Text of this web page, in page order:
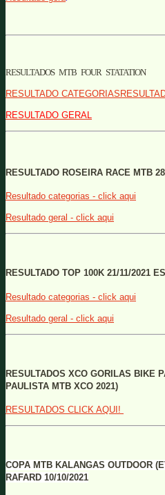
RESULTADOS MTB FOUR STATATION
RESULTADO
RESULTADO GERAL
RESULTADO ROSEIRA RACE MTB
Resultado categorias - click aqui
Resultado geral - click aqui
RESULTADO TOP 100K 21/11/2021
Resultado categorias - click aqui
Resultado geral - click aqui
RESULTADOS XCO GORILAS BIKE
PAULISTA MTB XCO 2021)
RESULTADOS CLICK AQUI!
COPA MTB KALANGAS OUTDOOR
RAFARD 10/10/2021